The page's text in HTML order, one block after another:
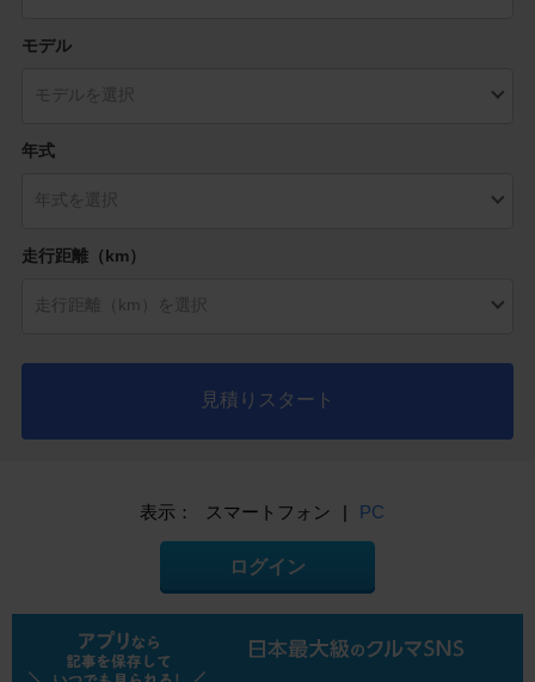
モデル
年式
走行距離（km）
見積りスタート
表示： スマートフォン | PC
ログイン